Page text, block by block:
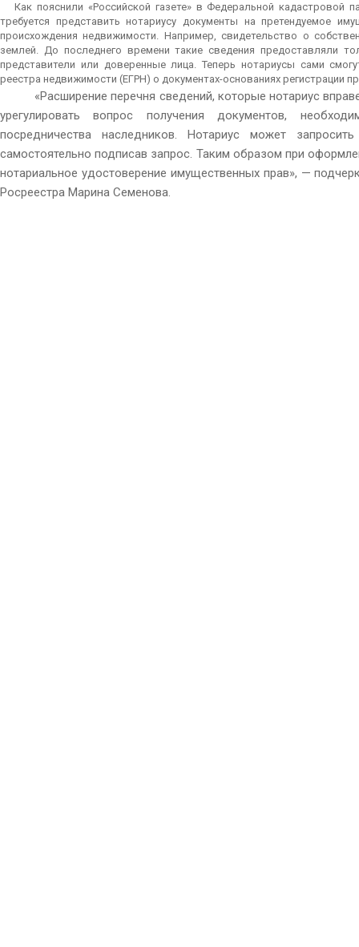
Как пояснили «Российской газете» в Федеральной кадастровой
требуется представить нотариусу документы на претендуемое
происхождения недвижимости. Например, свидетельство о
землей. До последнего времени такие сведения предоставляли
представители или доверенные лица. Теперь нотариусы сами
реестра недвижимости (ЕГРН) о документах-основаниях регистрации
«Расширение перечня сведений, которые нотариус
урегулировать вопрос получения документов,
посредничества наследников. Нотариус может
самостоятельно подписав запрос. Таким образом при
нотариальное удостоверение имущественных прав», —
Росреестра Марина Семенова.